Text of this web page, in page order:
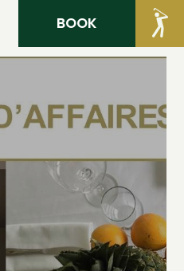
BOOK
MEMBERS